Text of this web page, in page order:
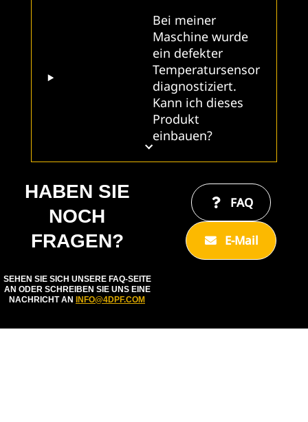
Bei meiner
Maschine wurde
ein defekter
Temperatursensor
diagnostiziert.
Kann ich dieses
Produkt
einbauen?
HABEN SIE
NOCH
FRAGEN?
SEHEN SIE SICH UNSERE FAQ-SEITE
AN ODER SCHREIBEN SIE UNS EINE
NACHRICHT AN INFO@4DPF.COM
FAQ
E-Mail